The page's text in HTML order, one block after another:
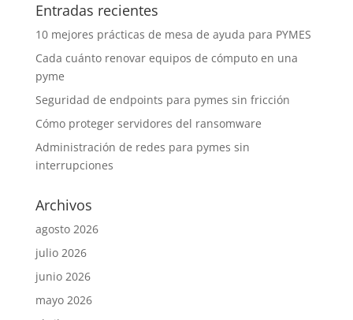
Entradas recientes
10 mejores prácticas de mesa de ayuda para PYMES
Cada cuánto renovar equipos de cómputo en una
pyme
Seguridad de endpoints para pymes sin fricción
Cómo proteger servidores del ransomware
Administración de redes para pymes sin
interrupciones
Archivos
agosto 2026
julio 2026
junio 2026
mayo 2026